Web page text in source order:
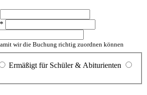
*
wir die Buchung richtig zuordnen können
Ermäßigt für Schüler & Abiturienten